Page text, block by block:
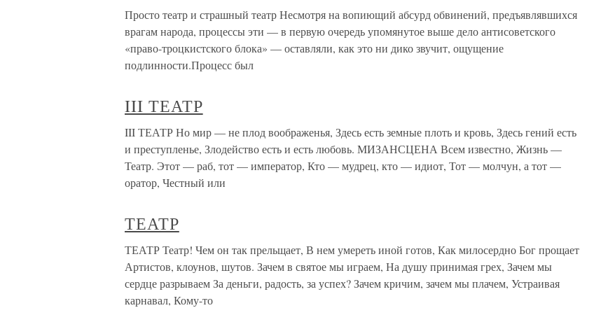
Просто театр и страшный театр Несмотря на вопиющий абсурд обвинений, предъявлявшихся
врагам народа, процессы эти — в первую очередь упомянутое выше дело антисоветского
«право-троцкистского блока» — оставляли, как это ни дико звучит, ощущение
подлинности.Процесс был
III ТЕАТР
III ТЕАТР Но мир — не плод воображенья, Здесь есть земные плоть и кровь, Здесь гений есть
и преступленье, Злодейство есть и есть любовь. МИЗАНСЦЕНА Всем известно, Жизнь —
Театр. Этот — раб, тот — император, Кто — мудрец, кто — идиот, Тот — молчун, а тот —
оратор, Честный или
ТЕАТР
ТЕАТР Театр! Чем он так прельщает, В нем умереть иной готов, Как милосердно Бог прощает
Артистов, клоунов, шутов. Зачем в святое мы играем, На душу принимая грех, Зачем мы
сердце разрываем За деньги, радость, за успех? Зачем кричим, зачем мы плачем, Устраивая
карнавал, Кому-то